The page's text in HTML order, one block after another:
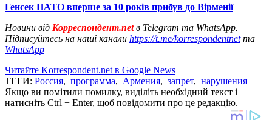
Генсек НАТО вперше за 10 років прибув до Вірменії
Новини від Корреспондент.netв Telegram та WhatsApp.
Підписуйтесь на наші канали https://t.me/korrespondentnetта
WhatsApp
Читайте Korrespondent.net в Google News
ТЕГИ: Россия, программа, Армения, запрет, нарушения
Якщо ви помітили помилку, виділіть необхідний текст і
натисніть Ctrl + Enter, щоб повідомити про це редакцію.